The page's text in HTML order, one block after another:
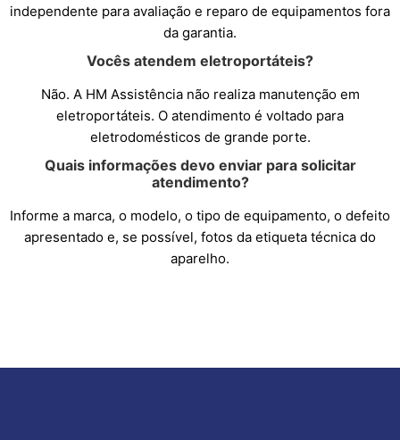
independente para avaliação e reparo de equipamentos fora
da garantia.
Vocês atendem eletroportáteis?
Não. A HM Assistência não realiza manutenção em
eletroportáteis. O atendimento é voltado para
eletrodomésticos de grande porte.
Quais informações devo enviar para solicitar
atendimento?
Informe a marca, o modelo, o tipo de equipamento, o defeito
apresentado e, se possível, fotos da etiqueta técnica do
aparelho.